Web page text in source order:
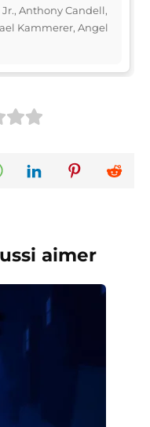
Anthony Candell,
Kammerer, Angel
aimer